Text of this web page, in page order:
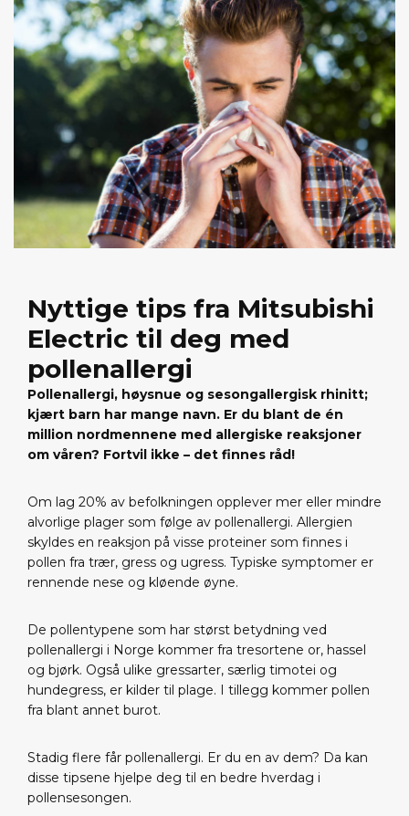
Nyttige tips fra Mitsubishi
Electric til deg med
pollenallergi
Pollenallergi, høysnue og sesongallergisk rhinitt;
kjært barn har mange navn. Er du blant de én
million nordmennene med allergiske reaksjoner
om våren? Fortvil ikke – det finnes råd!
Om lag 20% av befolkningen opplever mer eller mindre
alvorlige plager som følge av pollenallergi. Allergien
skyldes en reaksjon på visse proteiner som finnes i
pollen fra trær, gress og ugress. Typiske symptomer er
rennende nese og kløende øyne.
De pollentypene som har størst betydning ved
pollenallergi i Norge kommer fra tresortene or, hassel
og bjørk. Også ulike gressarter, særlig timotei og
hundegress, er kilder til plage. I tillegg kommer pollen
fra blant annet burot.
Stadig flere får pollenallergi. Er du en av dem? Da kan
disse tipsene hjelpe deg til en bedre hverdag i
pollensesongen.